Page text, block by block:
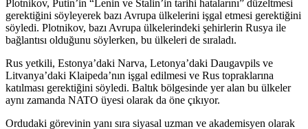
Plotnikov, Putin’in “Lenin ve Stalin’in tarihi hatalarını” düzeltmesi
gerektiğini söyleyerek bazı Avrupa ülkelerini işgal etmesi gerektiğini
söyledi. Plotnikov, bazı Avrupa ülkelerindeki şehirlerin Rusya ile
bağlantısı olduğunu söylerken, bu ülkeleri de sıraladı.
Rus yetkili, Estonya’daki Narva, Letonya’daki Daugavpils ve
Litvanya’daki Klaipeda’nın işgal edilmesi ve Rus topraklarına
katılması gerektiğini söyledi. Baltık bölgesinde yer alan bu ülkeler
aynı zamanda NATO üyesi olarak da öne çıkıyor.
Ordudaki görevinin yanı sıra siyasal uzman ve akademisyen olarak